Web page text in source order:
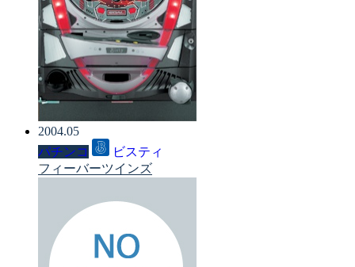
2004.05
パチンコ
ビスティ
フィーバーツインズ